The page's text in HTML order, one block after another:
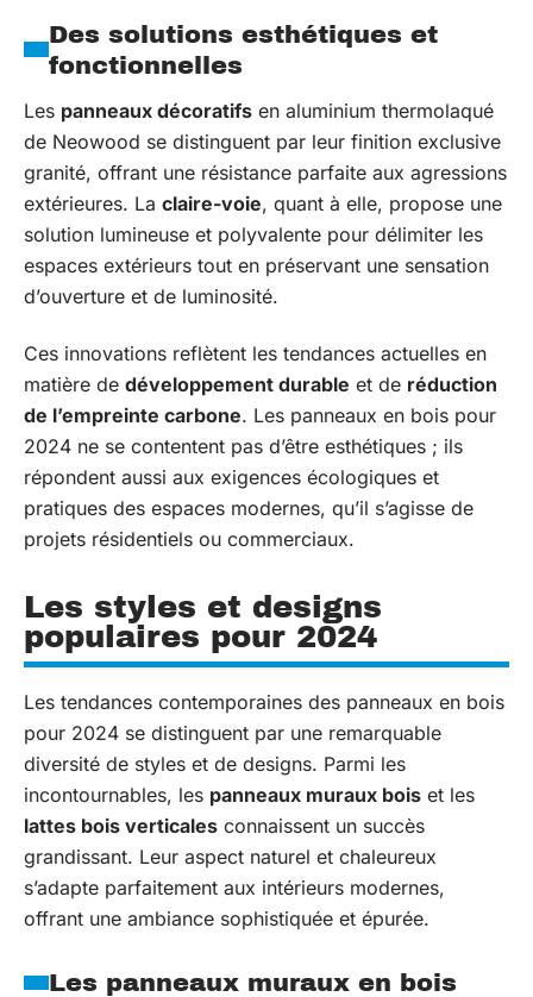
Des solutions esthétiques et
fonctionnelles
Les panneaux décoratifs en aluminium thermolaqué
de Neowood se distinguent par leur finition exclusive
granité, offrant une résistance parfaite aux agressions
extérieures. La claire-voie, quant à elle, propose une
solution lumineuse et polyvalente pour délimiter les
espaces extérieurs tout en préservant une sensation
d’ouverture et de luminosité.
Ces innovations reflètent les tendances actuelles en
matière de développement durable et de réduction
de l’empreinte carbone. Les panneaux en bois pour
2024 ne se contentent pas d’être esthétiques ; ils
répondent aussi aux exigences écologiques et
pratiques des espaces modernes, qu’il s’agisse de
projets résidentiels ou commerciaux.
Les styles et designs
populaires pour 2024
Les tendances contemporaines des panneaux en bois
pour 2024 se distinguent par une remarquable
diversité de styles et de designs. Parmi les
incontournables, les panneaux muraux bois et les
lattes bois verticales connaissent un succès
grandissant. Leur aspect naturel et chaleureux
s’adapte parfaitement aux intérieurs modernes,
offrant une ambiance sophistiquée et épurée.
Les panneaux muraux en bois